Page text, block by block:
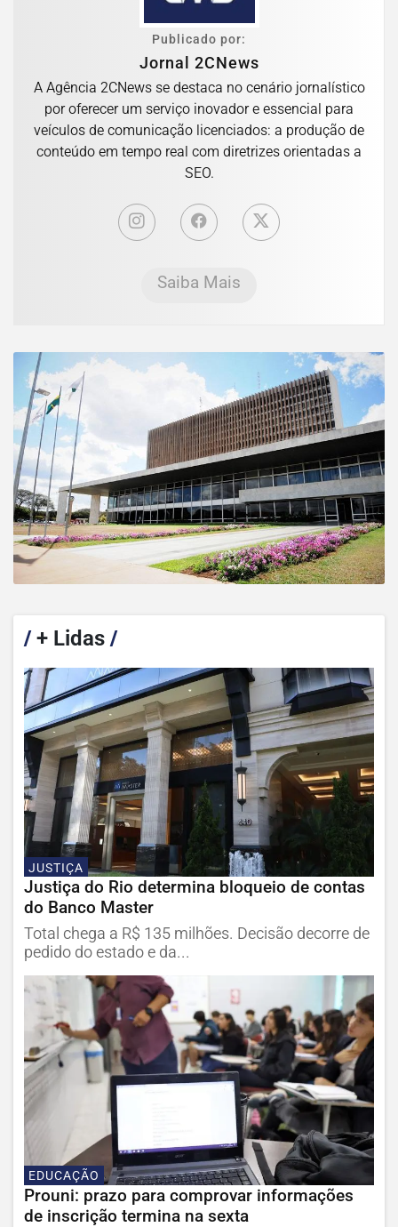
Publicado por:
Jornal 2CNews
A Agência 2CNews se destaca no cenário jornalístico
por oferecer um serviço inovador e essencial para
veículos de comunicação licenciados: a produção de
conteúdo em tempo real com diretrizes orientadas a
SEO.
Saiba Mais
/+ Lidas /
JUSTIÇA
Justiça do Rio determina bloqueio de contas
do Banco Master
Total chega a R$ 135 milhões. Decisão decorre de
pedido do estado e da...
EDUCAÇÃO
Prouni: prazo para comprovar informações
de inscrição termina na sexta